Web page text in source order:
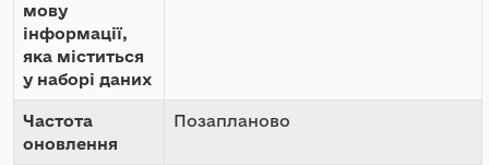
мову
інформації,
яка міститься
у наборі даних
Частота
оновлення
Позапланово